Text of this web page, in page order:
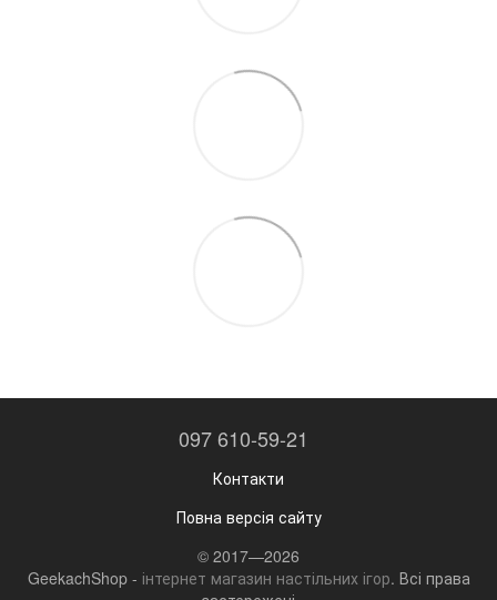
097 610-59-21
Контакти
Повна версія сайту
© 2017—2026
GeekachShop - інтернет магазин настільних ігор. Всі права